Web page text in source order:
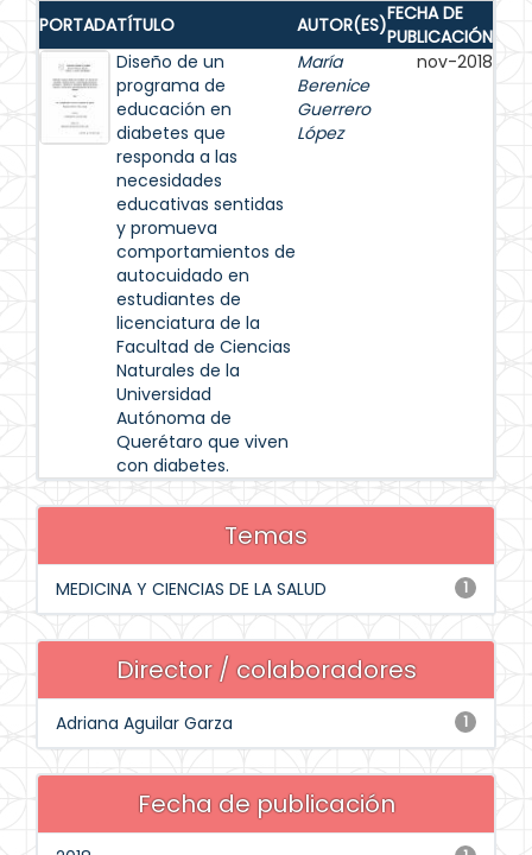
PORTADATÍTULO AUTOR(ES)FECHA DE
PUBLICACIÓN
Diseño de un
programa de
educación en
diabetes que
responda a las
necesidades
educativas sentidas
y promueva
comportamientos de
autocuidado en
estudiantes de
licenciatura de la
Facultad de Ciencias
Naturales de la
Universidad
Autónoma de
Querétaro que viven
con diabetes.
María
Berenice
Guerrero
López
nov-2018
Temas
1
MEDICINA Y CIENCIAS DE LA SALUD
Director / colaboradores
1
Adriana Aguilar Garza
Fecha de publicación